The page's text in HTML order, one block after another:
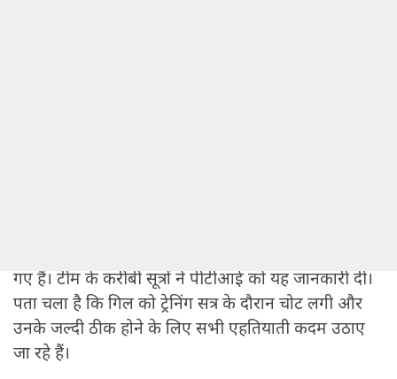
गए हैं। टीम के करीबी सूत्रों ने पीटीआई को यह जानकारी दी।
पता चला है कि गिल को ट्रेनिंग सत्र के दौरान चोट लगी और
उनके जल्दी ठीक होने के लिए सभी एहतियाती कदम उठाए
जा रहे हैं।